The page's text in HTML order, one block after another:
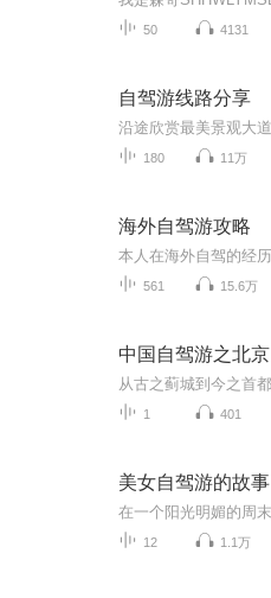
50 4131
自驾游线路分享
180 11万
海外自驾游攻略
561 15.6万
中国自驾游之北京
1 401
美女自驾游的故事
12 1.1万